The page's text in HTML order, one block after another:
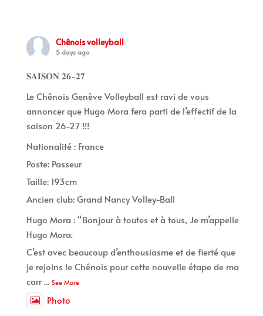
Chênois volleyball
5 days ago
𝐒𝐀𝐈𝐒𝐎𝐍 𝟐𝟔-𝟐𝟕
Le Chênois Genève Volleyball est ravi de vous
annoncer que Hugo Mora fera parti de l’effectif de la
saison 26-27 !!!
Nationalité : France
Poste: Passeur
Taille: 193cm
Ancien club: Grand Nancy Volley-Ball
Hugo Mora : “Bonjour à toutes et à tous, Je m’appelle
Hugo Mora.
C’est avec beaucoup d’enthousiasme et de fierté que
je rejoins le Chênois pour cette nouvelle étape de ma
carr... See More
Photo